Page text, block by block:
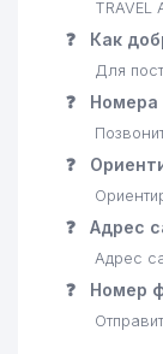
24 ELAN-
27
28
❓ Как
Для
❓ Номера
❓
❓ Адрес
Адрес
❓ Номер